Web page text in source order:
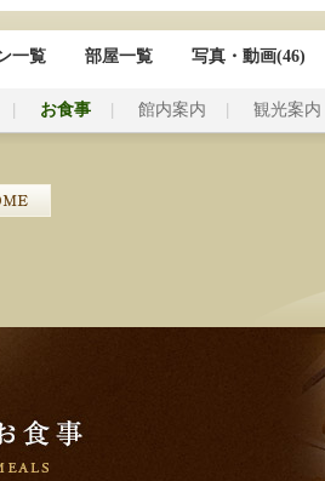
一覧 部屋一覧 写真・動画(46)
お食事 館内案内 観光案内